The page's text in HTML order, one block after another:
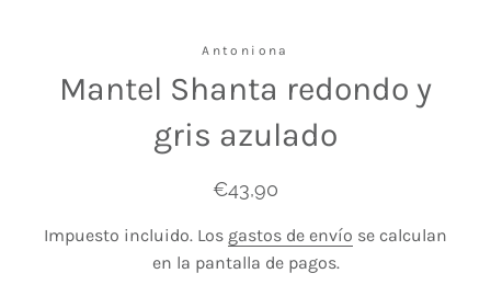
Antoniona
Mantel Shanta redondo y
gris azulado
Precio
Precio
venta
€43,90
Impuesto incluido. Los gastos de envío se calculan
en la pantalla de pagos.